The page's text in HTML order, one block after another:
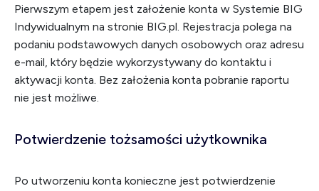
Pierwszym etapem jest założenie konta w Systemie BIG
Indywidualnym na stronie BIG.pl. Rejestracja polega na
podaniu podstawowych danych osobowych oraz adresu
e-mail, który będzie wykorzystywany do kontaktu i
aktywacji konta. Bez założenia konta pobranie raportu
nie jest możliwe.
Potwierdzenie tożsamości użytkownika
Po utworzeniu konta konieczne jest potwierdzenie